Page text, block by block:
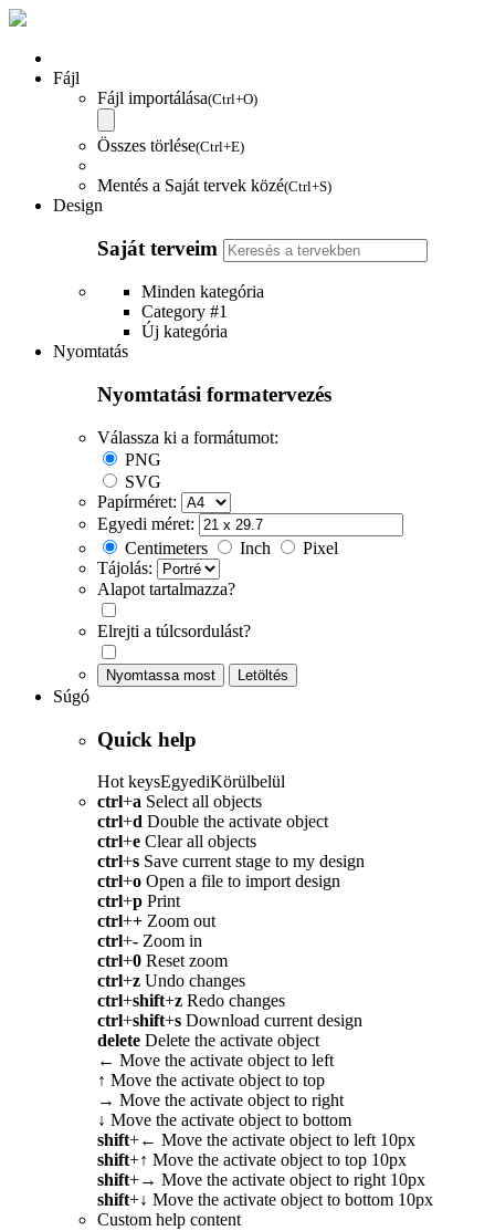
Fájl
Fájl importálása(Ctrl+O)
Összes törlése(Ctrl+E)
Mentés a Saját tervek közé(Ctrl+S)
Design
Saját terveim
Minden kategória
Category #1
Új kategória
Nyomtatás
Nyomtatási formatervezés
Válassza ki a formátumot:
PNG
SVG
Papírméret:
Egyedi méret:
Centimeters
Inch
Pixel
Tájolás:
Alapot tartalmazza?
Elrejti a túlcsordulást?
Nyomtassa most Letöltés
Súgó
Quick help
Hot keysEgyediKörülbelül
ctrl+a Select all objects
ctrl+d Double the activate object
ctrl+e Clear all objects
ctrl+s Save current stage to my design
ctrl+o Open a file to import design
ctrl+p Print
ctrl++ Zoom out
ctrl+- Zoom in
ctrl+0 Reset zoom
ctrl+z Undo changes
ctrl+shift+z Redo changes
ctrl+shift+s Download current design
delete Delete the activate object
← Move the activate object to left
↑ Move the activate object to top
→ Move the activate object to right
↓ Move the activate object to bottom
shift+← Move the activate object to left 10px
shift+↑ Move the activate object to top 10px
shift+→ Move the activate object to right 10px
shift+↓ Move the activate object to bottom 10px
Custom help content